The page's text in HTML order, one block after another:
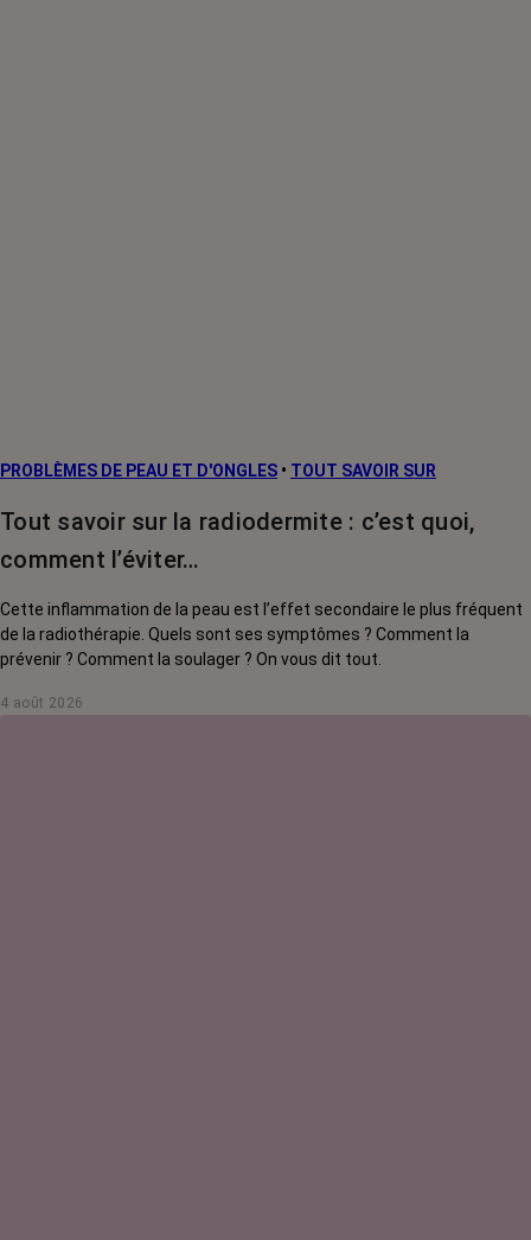
PROBLÈMES DE PEAU ET D'ONGLES • TOUT SAVOIR SUR
Tout savoir sur la radiodermite : c’est quoi,
comment l’éviter…
Cette inflammation de la peau est l’effet secondaire le plus fréquent
de la radiothérapie. Quels sont ses symptômes ? Comment la
prévenir ? Comment la soulager ? On vous dit tout.
4 août 2026